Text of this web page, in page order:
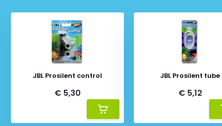
JBL Prosilent control
€ 5,30
JBL Prosilent tube
€ 5,12